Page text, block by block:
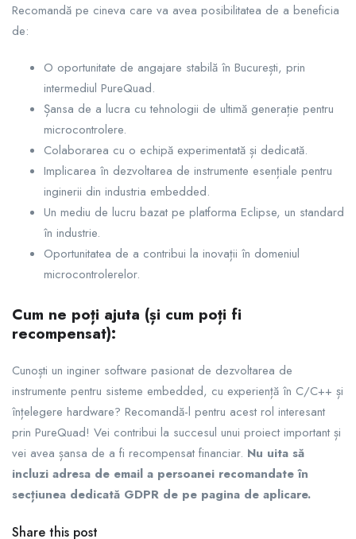
Recomandă pe cineva care va avea posibilitatea de a beneficia
de:
O oportunitate de angajare stabilă în București, prin
intermediul PureQuad.
Șansa de a lucra cu tehnologii de ultimă generație pentru
microcontrolere.
Colaborarea cu o echipă experimentată și dedicată.
Implicarea în dezvoltarea de instrumente esențiale pentru
inginerii din industria embedded.
Un mediu de lucru bazat pe platforma Eclipse, un standard
în industrie.
Oportunitatea de a contribui la inovații în domeniul
microcontrolerelor.
Cum ne poți ajuta (și cum poți fi
recompensat):
Cunoști un inginer software pasionat de dezvoltarea de
instrumente pentru sisteme embedded, cu experiență în C/C++ și
înțelegere hardware? Recomandă-l pentru acest rol interesant
prin PureQuad! Vei contribui la succesul unui proiect important și
vei avea șansa de a fi recompensat financiar. Nu uita să
incluzi adresa de email a persoanei recomandate în
secțiunea dedicată GDPR de pe pagina de aplicare.
Share this post